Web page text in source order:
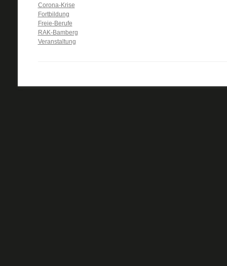
Corona-Krise
Fortbildung
Freie-Berufe
RAK-Bamberg
Veranstaltung